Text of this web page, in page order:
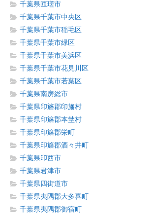
千葉県匝瑳市
千葉県千葉市中央区
千葉県千葉市稲毛区
千葉県千葉市緑区
千葉県千葉市美浜区
千葉県千葉市花見川区
千葉県千葉市若葉区
千葉県南房総市
千葉県印旛郡印旛村
千葉県印旛郡本埜村
千葉県印旛郡栄町
千葉県印旛郡酒々井町
千葉県印西市
千葉県君津市
千葉県四街道市
千葉県夷隅郡大多喜町
千葉県夷隅郡御宿町